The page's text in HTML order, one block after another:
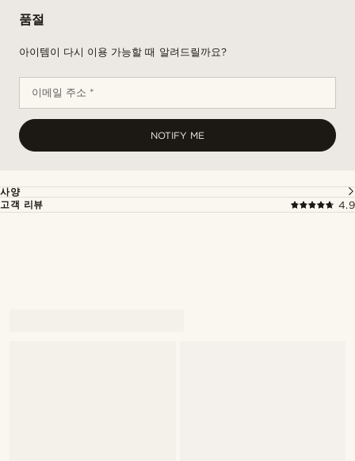
품절
아이템이 다시 이용 가능할 때 알려드릴까요?
이메일 주소 *
NOTIFY ME
사양
고객 리뷰
4.9